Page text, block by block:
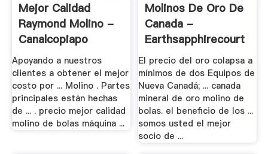
Mejor Calidad
Raymond Molino -
Canalcopiapo
Apoyando a nuestros
clientes a obtener el mejor
costo por ... Molino . Partes
principales están hechas
de ... . precio mejor calidad
molino de bolas máquina ...
Molinos De Oro De
Canada -
Earthsapphirecourt
El precio del oro colapsa a
mínimos de dos Equipos de
Nueva Canadá; ... canada
mineral de oro molino de
bolas. el beneficio de los ...
somos usted el mejor
socio de ...